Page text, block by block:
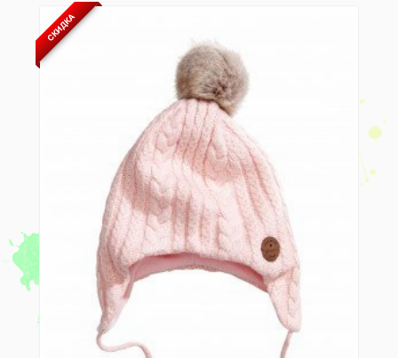
СКИДКА